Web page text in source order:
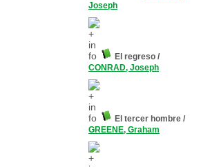
Joseph
El regreso /
CONRAD, Joseph
El tercer hombre /
GREENE, Graham